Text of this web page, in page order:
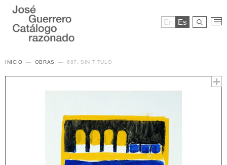
En Es
INICIO OBRAS 687. SIN TÍTULO